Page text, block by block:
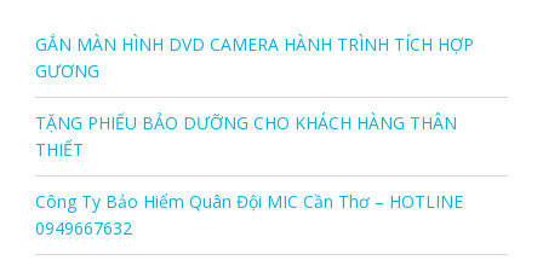
GẮN MÀN HÌNH DVD CAMERA HÀNH TRÌNH TÍCH HỢP
GƯƠNG
TẶNG PHIẾU BẢO DƯỠNG CHO KHÁCH HÀNG THÂN
THIẾT
Công Ty Bảo Hiểm Quân Đội MIC Cần Thơ – HOTLINE
0949667632